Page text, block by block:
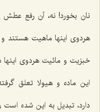
نان بخورد! نه، آن رفع عطش
هردوی اینها ماهیت هستند
خبزیت و مائیت هردوی
این ماده و هیولا تعلق
دارد، تبدیل به این شده